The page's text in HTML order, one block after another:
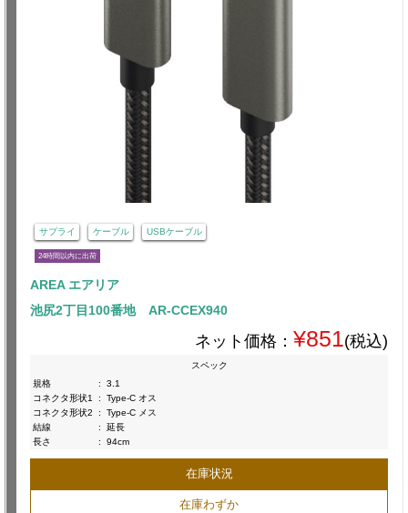
サプライ ケーブル USBケーブル
24時間以内に出荷
AREA エアリア
池尻2丁目100番地 AR-CCEX940
ネット価格： ¥851(税込)
スペック
規格
:
3.1
コネクタ形状1
:
Type-C オス
コネクタ形状2
:
Type-C メス
結線
:
延長
長さ
: 94cm
在庫状況
在庫わずか